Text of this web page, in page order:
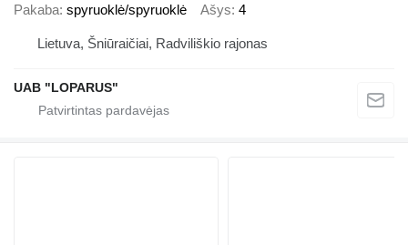
Pakaba spyruoklė/spyruoklė Ašys 4
Lietuva, Šniūraičiai, Radviliškio rajonas
UAB "LOPARUS"